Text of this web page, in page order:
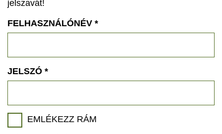
ÖKOTURIZMUS
GEOPARKOK
jelszavát!
FELHASZNÁLÓNÉV *
JELSZÓ *
EMLÉKEZZ RÁM